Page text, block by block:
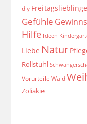
diy Freitagslieblinge
Gefühle
Hilfe Ideen
Liebe Natur
Rollstuhl
Vorurteile Wald
Zöliakie